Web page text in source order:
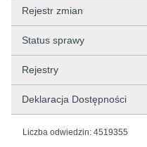
Rejestr zmian
Status sprawy
Rejestry
Deklaracja Dostępności
Liczba odwiedzin: 4519355